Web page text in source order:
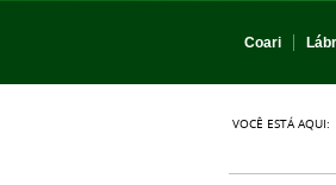
Coari
VOCÊ ESTÁ AQUI: